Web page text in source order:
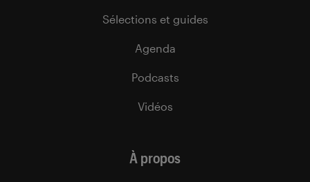
Sélections et guides
Agenda
Podcasts
Vidéos
À propos